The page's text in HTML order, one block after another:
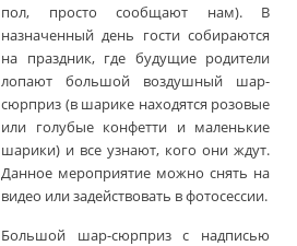
пол, просто сообщают нам). В
назначенный день гости собираются
на праздник, где будущие родители
лопают большой воздушный шар-
сюрприз (в шарике находятся розовые
или голубые конфетти и маленькие
шарики) и все узнают, кого они ждут.
Данное мероприятие можно снять на
видео или задействовать в фотосессии.
Большой шар-сюрприз с надписью